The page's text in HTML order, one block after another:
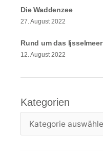
Die Waddenzee
27. August 2022
Rund um das Ijsselmeer
12. August 2022
Kategorien
Kategorien